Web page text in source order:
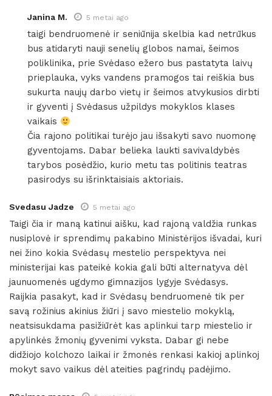
Janina M. 5 metai ago
taigi bendruomenė ir seniūnija skelbia kad netrūkus
bus atidaryti nauji senelių globos namai, šeimos
poliklinika, prie Svėdaso ežero bus pastatyta laivų
prieplauka, vyks vandens pramogos tai reiškia bus
sukurta naujų darbo vietų ir šeimos atvykusios dirbti
ir gyventi į Svėdasus užpildys mokyklos klases
vaikais
Čia rajono politikai turėjo jau išsakyti savo nuomonę
gyventojams. Dabar belieka laukti savivaldybės
tarybos posėdžio, kurio metu tas politinis teatras
pasirodys su išrinktaisiais aktoriais.
Svedasu Jadze 5 metai ago
Taigi čia ir maną katinui aišku, kad rajoną valdžia runkas
nusiplovė ir sprendimų pakabino Ministėrijos išvadai, kuri
nei žino kokia Svėdasų mestelio perspektyva nei
ministerijai kas pateikė kokia gali būti alternatyva dėl
jaunuomenės ugdymo gimnazijos lygyje Svėdasys.
Raijkia pasakyt, kad ir Svėdasų bendruomenė tik per
savą rožinius akinius žiūri į savo miestelio mokyklą,
neatsisukdama pasižiūrėt kas aplinkui tarp miestelio ir
apylinkės žmonių gyvenimi vyksta. Dabar gi nebe
didžiojo kolchozo laikai ir žmonės renkasi kakioj aplinkoj
mokyt savo vaikus dėl ateities pagrindų padėjimo.